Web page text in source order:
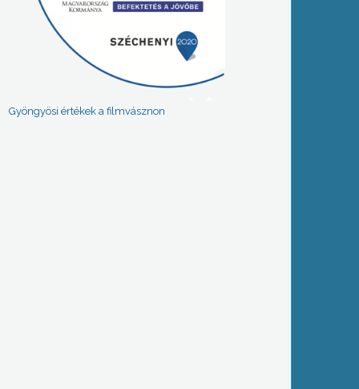
Gyöngyösi értékek a filmvásznon